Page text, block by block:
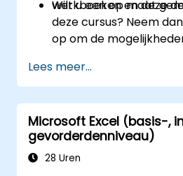
werkboeken en deze
Wilt u een op maat
deze cursus? Neem
op om de
Lees meer...
Microsoft Excel (basis-,
gevorderdenniveau)
28 Uren